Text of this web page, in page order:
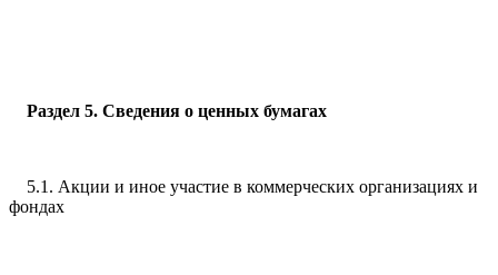
Раздел 5. Сведения о ценных бумагах
5.1. Акции и иное участие в коммерческих организациях и
фондах